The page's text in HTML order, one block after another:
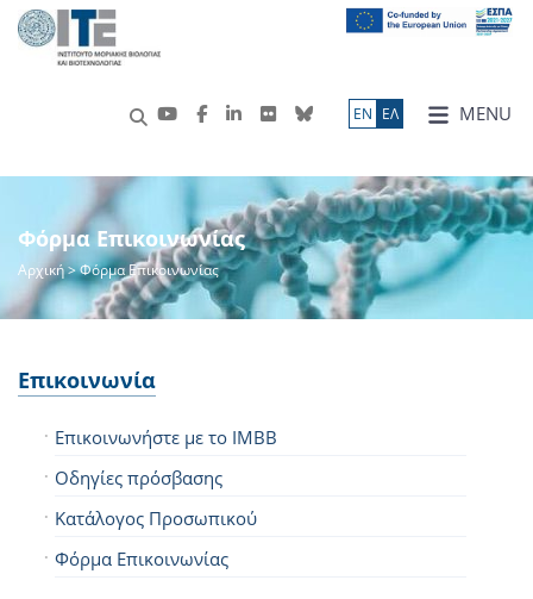
MENU
ΕN ΕΛ
Φόρμα Επικοινωνίας
Αρχική> Φόρμα Επικοινωνίας
Επικοινωνία
Επικοινωνήστε με το IMBB
Οδηγίες πρόσβασης
Κατάλογος Προσωπικού
Φόρμα Επικοινωνίας